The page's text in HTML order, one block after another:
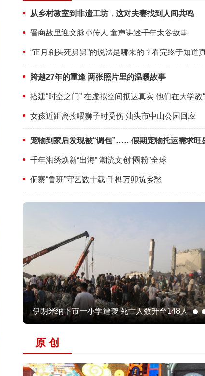
从乡村教室到非遗工坊，这对夫妻找到人间共鸣
晋商故里迎文脉小传人 童声讲述千年太谷故事
“正月剃头死舅舅”的说法是哪来的？看完终于知道
跨越27年的重逢 两张照片里的温暖故事
女孩近距离投喂狮子时受伤 汕头市中山公园回应
千年湘绣焕新“出海” 潮流文创“圈粉”全球
侗寨“鲁班”守艺数十载 千榫万卯筑乡愁
畅享冰上乐趣
原 创